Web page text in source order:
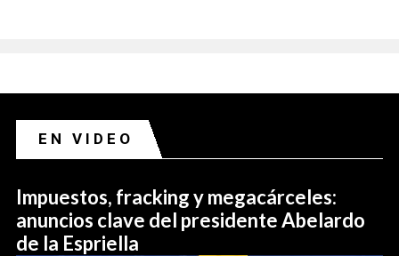
EN VIDEO
Impuestos, fracking y megacárceles:
anuncios clave del presidente Abelardo
de la Espriella